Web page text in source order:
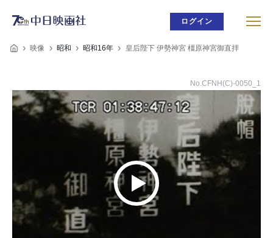
ログイン
映像 昭和 昭和16年 皇后陛下 伊勢神宮 橿原神宮御直拝
No.CFNH(C)-0050_1